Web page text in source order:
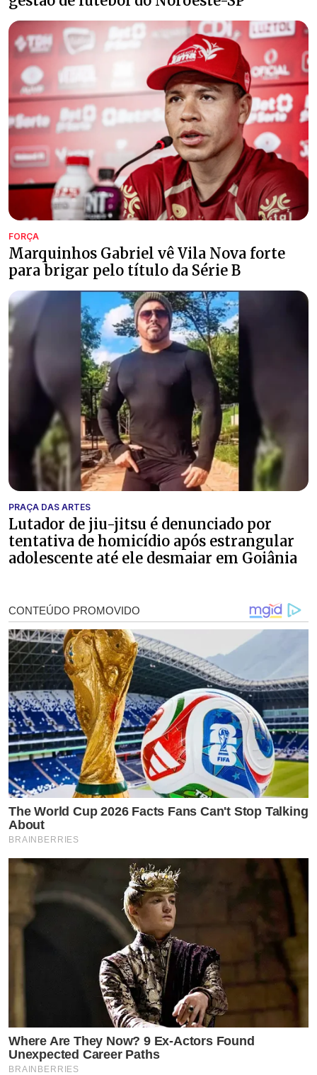
FORÇA
Marquinhos Gabriel vê Vila Nova forte
para brigar pelo título da Série B
PRAÇA DAS ARTES
Lutador de jiu-jitsu é denunciado por
tentativa de homicídio após estrangular
adolescente até ele desmaiar em Goiânia